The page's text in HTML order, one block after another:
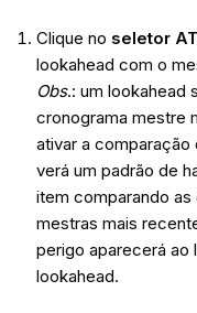
Clique no seletor
lookahead com o
Obs.: um lookahead
cronograma mestre
ativar a
verá um padrão de
item comparando
mestras mais
perigo aparecerá ao
lookahead.